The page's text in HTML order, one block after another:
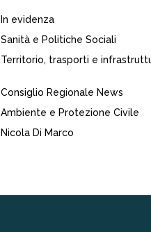
In evidenza
Sanità e Politiche Sociali
Territorio, trasporti e
Consiglio Regionale News
Ambiente e Protezione Civile
Nicola Di Marco